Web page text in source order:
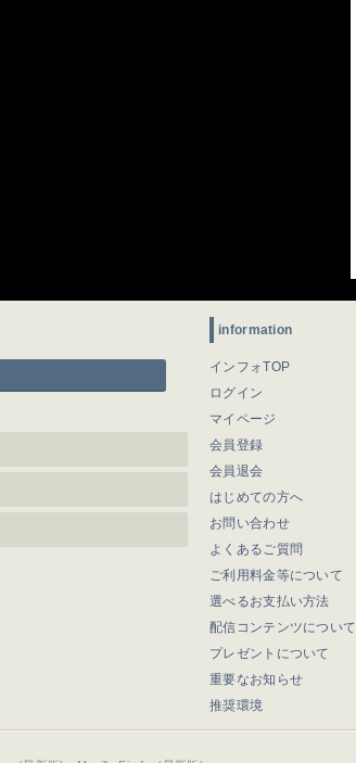
information
インフォTOP
ログイン
マイページ
会員登録
会員退会
はじめての方へ
お問い合わせ
よくあるご質問
ご利用料金等について
選べるお支払い方法
配信コンテンツについて
プレゼントについて
重要なお知らせ
推奨環境